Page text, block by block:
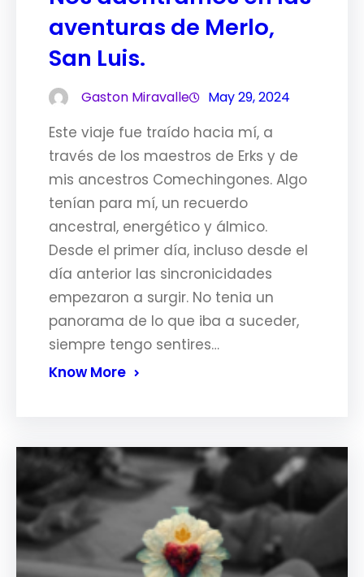
aventuras de Merlo,
San Luis.
Gaston Miravalle May 29, 2024
Este viaje fue traído hacia mí, a
través de los maestros de Erks y de
mis ancestros Comechingones. Algo
tenían para mí, un recuerdo
ancestral, energético y álmico.
Desde el primer día, incluso desde el
día anterior las sincronicidades
empezaron a surgir. No tenia un
panorama de lo que iba a suceder,
siempre tengo sentires…
Know More